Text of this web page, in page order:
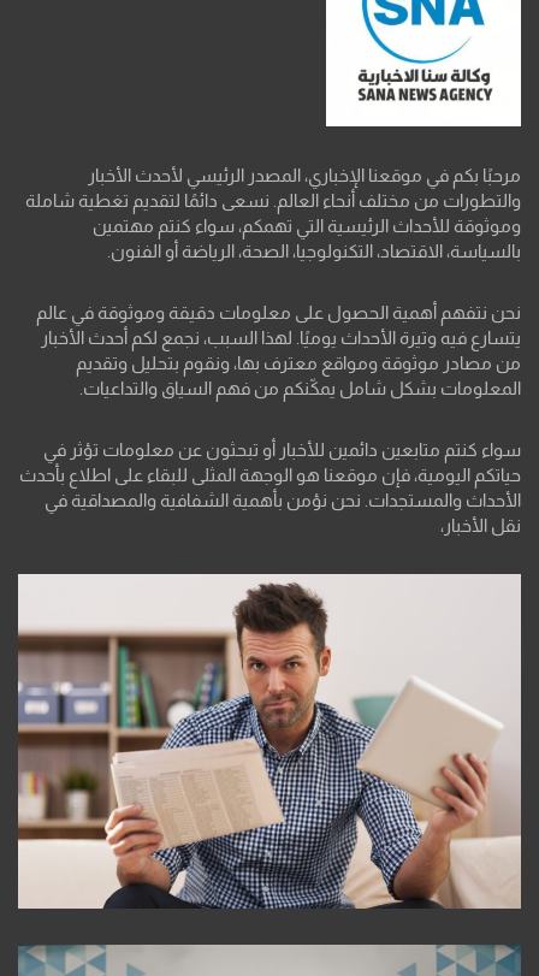
مرحبًا بكم في موقعنا الإخباري، المصدر الرئيسي لأحدث الأخبار
والتطورات من مختلف أنحاء العالم. نسعى دائمًا لتقديم تغطية شاملة
وموثوقة للأحداث الرئيسية التي تهمكم، سواء كنتم مهتمين
بالسياسة، الاقتصاد، التكنولوجيا، الصحة، الرياضة أو الفنون.
نحن نتفهم أهمية الحصول على معلومات دقيقة وموثوقة في عالم
يتسارع فيه وتيرة الأحداث يوميًا. لهذا السبب، نجمع لكم أحدث الأخبار
من مصادر موثوقة ومواقع معترف بها، ونقوم بتحليل وتقديم
المعلومات بشكل شامل يمكّنكم من فهم السياق والتداعيات.
سواء كنتم متابعين دائمين للأخبار أو تبحثون عن معلومات تؤثر في
حياتكم اليومية، فإن موقعنا هو الوجهة المثلى للبقاء على اطلاع بأحدث
الأحداث والمستجدات. نحن نؤمن بأهمية الشفافية والمصداقية في
نقل الأخبار،